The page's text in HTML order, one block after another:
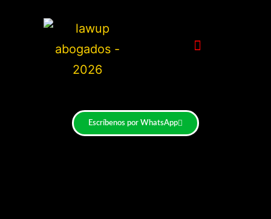
Escríbenos por WhatsApp